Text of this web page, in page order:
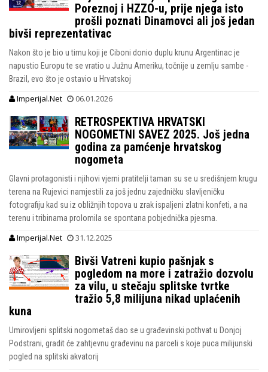
Poreznoj i HZZO-u, prije njega isto
prošli poznati Dinamovci ali još jedan
bivši reprezentativac
Nakon što je bio u timu koji je Ciboni donio duplu krunu Argentinac je
napustio Europu te se vratio u Južnu Ameriku, točnije u zemlju sambe -
Brazil, evo što je ostavio u Hrvatskoj
Imperijal.Net 06.01.2026
RETROSPEKTIVA HRVATSKI
NOGOMETNI SAVEZ 2025. Još jedna
godina za pamćenje hrvatskog
nogometa
Glavni protagonisti i njihovi vjerni pratitelji taman su se u središnjem krugu
terena na Rujevici namjestili za još jednu zajedničku slavljeničku
fotografiju kad su iz obližnjih topova u zrak ispaljeni zlatni konfeti, a na
terenu i tribinama prolomila se spontana pobjednička pjesma.
Imperijal.Net 31.12.2025
Bivši Vatreni kupio pašnjak s
pogledom na more i zatražio dozvolu
za vilu, u stečaju splitske tvrtke
tražio 5,8 milijuna nikad uplaćenih
kuna
Umirovljeni splitski nogometaš dao se u građevinski pothvat u Donjoj
Podstrani, gradit će zahtjevnu građevinu na parceli s koje puca milijunski
pogled na splitski akvatorij